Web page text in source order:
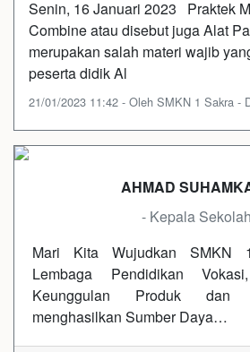
Senin, 16 Januari 2023 Praktek
Combine atau disebut juga Alat
merupakan salah materi wajib
peserta didik Al
21/01/2023 11:42 - Oleh SMKN 1 Sakra -
AHMAD
- Kepala
Mari Kita Wujudkan SMKN
Lembaga Pendidikan
Keunggulan Produk dan
menghasilkan Sumber Daya…